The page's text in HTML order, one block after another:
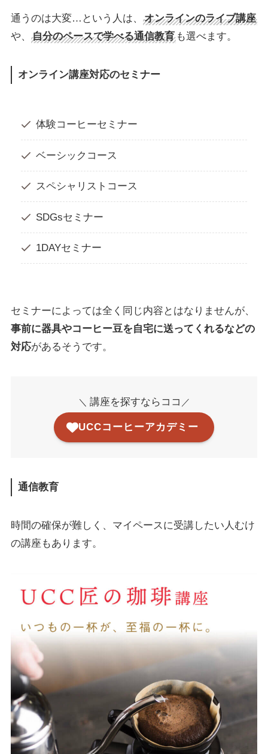
通うのは大変…という人は、
オンラインのライブ講座
や、
自分のペースで学べる通信教育も選べます。
オンライン講座対応のセミナー
体験コーヒーセミナー
ベーシックコース
スペシャリストコース
SDGsセミナー
1DAYセミナー
セミナーによっては全く同じ内容とはなりませんが、
事前に器具やコーヒー豆を自宅に送ってくれるなどの
対応があるそうです。
＼ 講座を探すならココ ／
UCCコーヒーアカデミー
通信教育
時間の確保が難しく、マイペースに受講したい人むけ
の講座もあります。